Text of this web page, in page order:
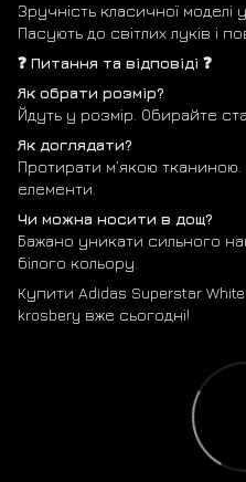
Зручність класичної моделі
Пасують до світлих луків і
❓ Питання та відповіді ❓
Як обрати розмір?
Йдуть у розмір. Обирайте
Як доглядати?
Протирати м’якою
елементи.
Чи можна носити в дощ?
Бажано уникати сильного
білого кольору.
Купити Adidas Superstar
krosbery вже сьогодні!